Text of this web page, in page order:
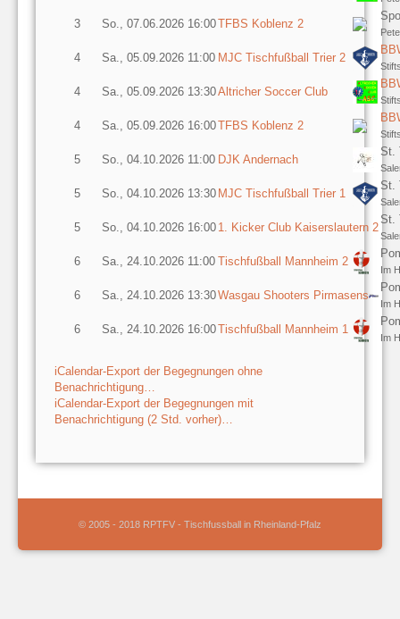
3 So., 07.06.2026 16:00TFBS Koblenz 2
4 Sa., 05.09.2026 11:00 MJC Tischfußball Trier 2
4 Sa., 05.09.2026 13:30Altricher Soccer Club
4 Sa., 05.09.2026 16:00TFBS Koblenz 2
5 So., 04.10.2026 11:00 DJK Andernach
St.
5 So., 04.10.2026 13:30 MJC Tischfußball Trier 1
St.
5 So., 04.10.2026 16:00 1. Kicker Club Kaiserslautern 2
St.
6 Sa., 24.10.2026 11:00 Tischfußball Mannheim 2
Im
6 Sa., 24.10.2026 13:30Wasgau Shooters Pirmasens
Im
6 Sa., 24.10.2026 16:00Tischfußball Mannheim 1
Im
iCalendar-Export der Begegnungen ohne
Benachrichtigung…
iCalendar-Export der Begegnungen mit
Benachrichtigung (2 Std. vorher)…
© 2005 - 2018 RPTFV - Tischfussball in Rheinland-Pfalz